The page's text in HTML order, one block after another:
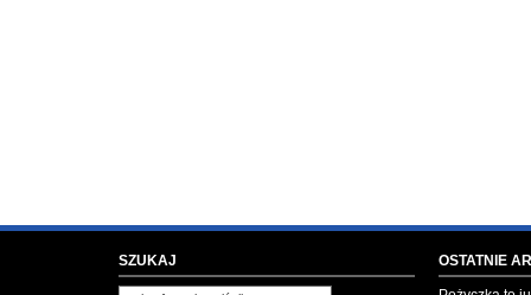
SZUKAJ OSTATNIE